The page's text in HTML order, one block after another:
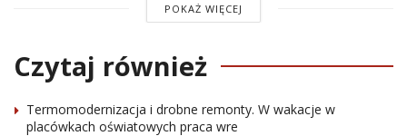
POKAŻ WIĘCEJ
Czytaj również
Termomodernizacja i drobne remonty. W wakacje w
placówkach oświatowych praca wre